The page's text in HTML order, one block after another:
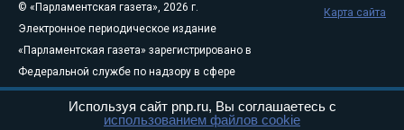
© «Парламентская газета», 2026 г.
Электронное периодическое издание
«Парламентская газета» зарегистрировано в
Федеральной службе по надзору в сфере
связи, информационных технологий и
массовых коммуникаций (Роскомнадзор) 05
Карта сайта
Используя сайт pnp.ru, Вы соглашаетесь с
использованием файлов cookie